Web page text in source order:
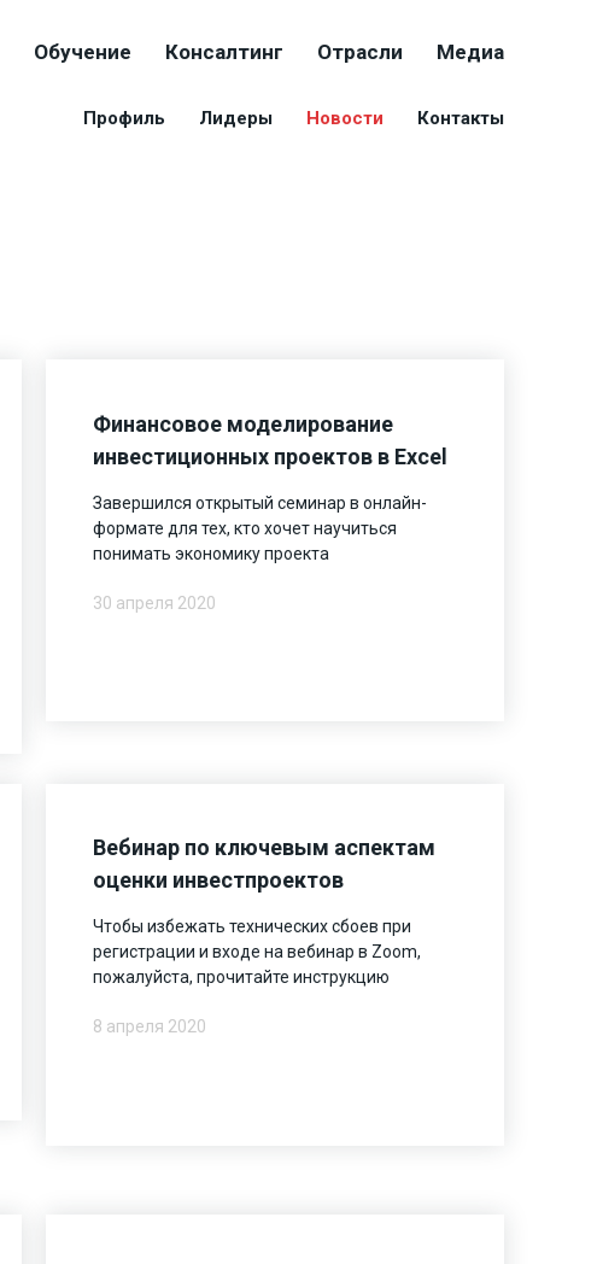
Обучение Консалтинг Отрасли Медиа
Профиль Лидеры Новости Контакты
Финансовое моделирование
инвестиционных проектов в Excel
Завершился открытый семинар в онлайн-
формате для тех, кто хочет научиться
понимать экономику проекта
30 апреля 2020
Вебинар по ключевым аспектам
оценки инвестпроектов
Чтобы избежать технических сбоев при
регистрации и входе на вебинар в Zoom,
пожалуйста, прочитайте инструкцию
8 апреля 2020